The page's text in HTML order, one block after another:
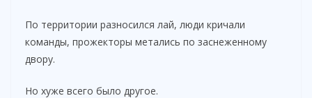
По территории разносился лай, люди кричали
команды, прожекторы метались по заснеженному
двору.
Но хуже всего было другое.